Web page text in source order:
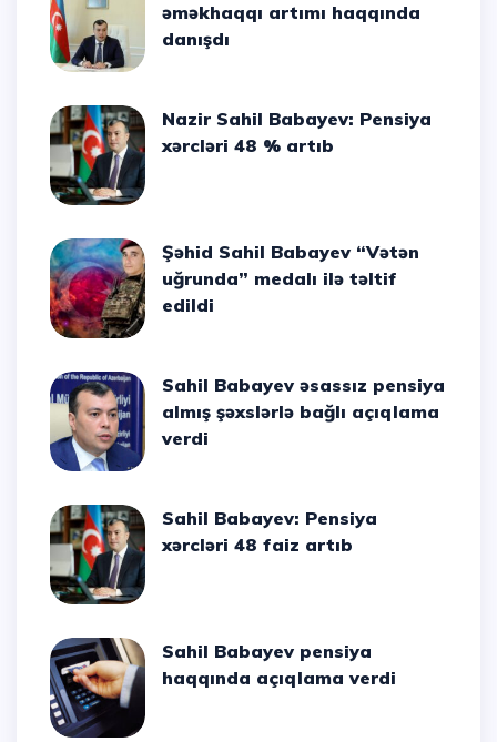
əməkhaqqı artımı haqqında
danışdı
Nazir Sahil Babayev: Pensiya
xərcləri 48 % artıb
Şəhid Sahil Babayev “Vətən
uğrunda” medalı ilə təltif
edildi
Sahil Babayev əsassız pensiya
almış şəxslərlə bağlı açıqlama
verdi
Sahil Babayev: Pensiya
xərcləri 48 faiz artıb
Sahil Babayev pensiya
haqqında açıqlama verdi